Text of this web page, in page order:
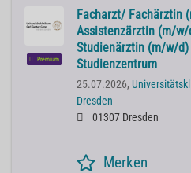
Premium
Facharzt/ Fachärztin
Assistenzärztin (m/
Studienärztin (m/w/
Studienzentrum
25.07.2026,
Dresden
01307 Dresden
Merken